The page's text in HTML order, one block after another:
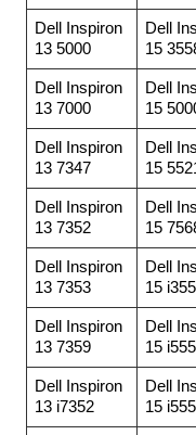
Dell Inspiron
13 5000
Dell
15
Dell Inspiron
13 7000
Dell
15
Dell Inspiron
13 7347
Dell
15
Dell Inspiron
13 7352
Dell
15
Dell Inspiron
13 7353
Dell
15
Dell Inspiron
13 7359
Dell
15
Dell Inspiron
13 i7352
Dell
15